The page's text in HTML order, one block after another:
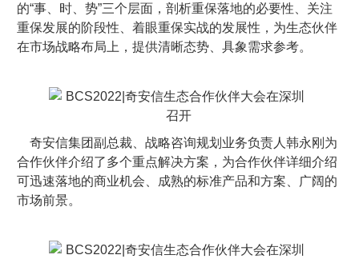
的“事、时、势”三个层面，剖析重保落地的必要性、关注
重保发展的阶段性、着眼重保实战的发展性，为生态伙伴
在市场战略布局上，提供清晰态势、具象需求参考。
奇安信集团副总裁、战略咨询规划业务负责人韩永刚为
合作伙伴介绍了多个重点解决方案，为合作伙伴详细介绍
可迅速落地的商业机会、成熟的标准产品和方案、广阔的
市场前景。